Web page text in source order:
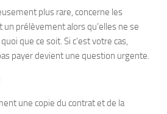
plus rare, concerne les
prélèvement alors qu’elles ne se
que ce soit. Si c’est votre cas,
payer devient une question urgente.
une copie du contrat et de la